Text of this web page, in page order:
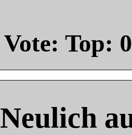
Vote: Top: 0
Neulich